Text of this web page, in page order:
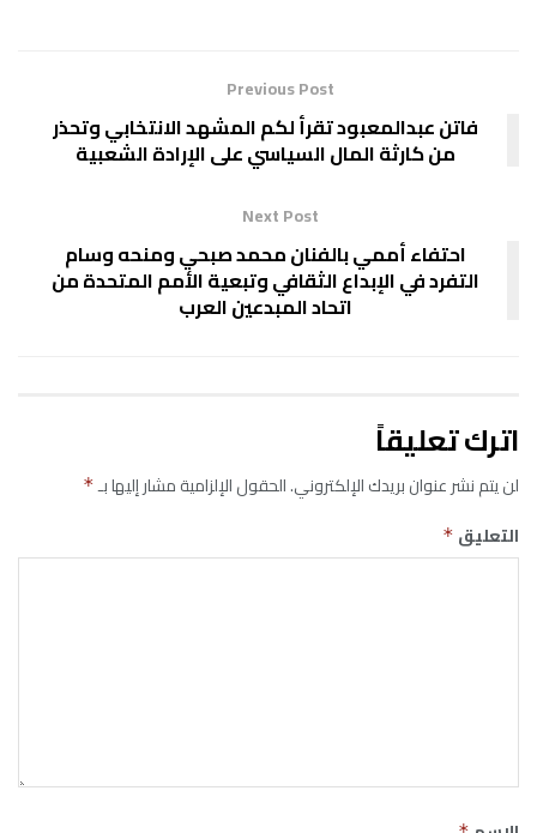
Previous Post
فاتن عبدالمعبود تقرأ لكم المشهد الانتخابي وتحذر
من كارثة المال السياسي على الإرادة الشعبية
Next Post
احتفاء أممي بالفنان محمد صبحي ومنحه وسام
التفرد في الإبداع الثقافي وتبعية الأمم المتحدة من
اتحاد المبدعين العرب
اترك تعليقاً
لن يتم نشر عنوان بريدك الإلكتروني.الحقول الإلزامية مشار إليها بـ*
التعليق *